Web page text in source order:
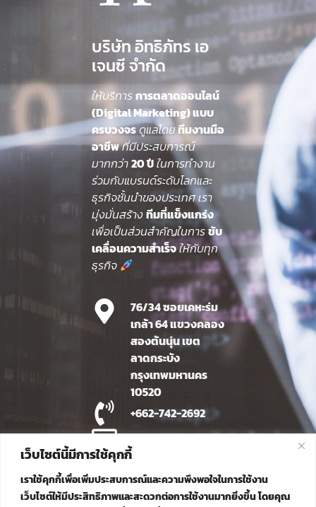
เว็บไซต์นี้มีการใช้คุกกี้
เราใช้คุกกี้เพื่อเพิ่มประสบการณ์และความพึงพอใจในการใช้งาน
เว็บไซต์ให้มีประสิทธิภาพและสะดวกต่อการใช้งานมากยิ่งขึ้น โดยคุณ
บริษัท อิทธิภัทร เอ
เจนซี จำกัด
ให้บริการการตลาดออนไลน์
(Digital Marketing) แบบ
ครบวงจรดูแลโดยทีมงานมือ
อาชีพที่มีประสบการณ์
มากกว่า20 ปีในการทำงาน
ร่วมกับแบรนด์ระดับโลกและ
ธุรกิจชั้นนำของประเทศ เรา
มุ่งมั่นสร้างทีมที่แข็งแกร่ง
เพื่อเป็นส่วนสำคัญในการขับ
เคลื่อนความสำเร็จให้กับทุก
ธุรกิจ
76/34 ซอยเคหะร่ม
เกล้า 64 แขวงคลอง
สองต้นนุ่น เขต
ลาดกระบัง
กรุงเทพมหานคร
10520
+662-742-2692
info@ittiphat.co.th
Line OA